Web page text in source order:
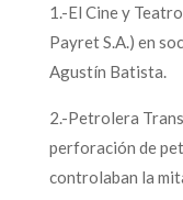
1.-El Cine y
Payret S.A.) en
Agustín Batista.
2.-Petrolera
perforación de
controlaban la